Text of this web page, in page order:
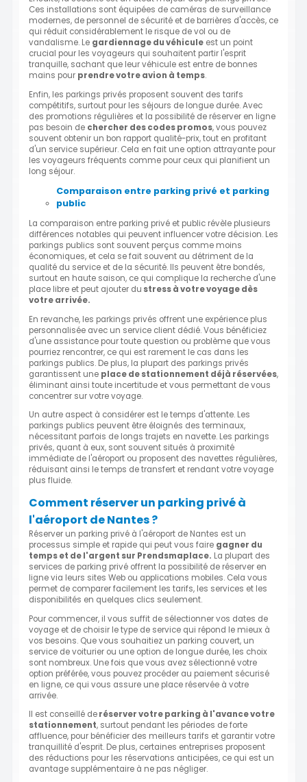
Ces installations sont équipées de caméras de surveillance
modernes, de personnel de sécurité et de barrières d'accès, ce
qui réduit considérablement le risque de vol ou de
vandalisme. Le gardiennage du véhicule est un point
crucial pour les voyageurs qui souhaitent partir l'esprit
tranquille, sachant que leur véhicule est entre de bonnes
mains pour prendre votre avion à temps.
Enfin, les parkings privés proposent souvent des tarifs
compétitifs, surtout pour les séjours de longue durée. Avec
des promotions régulières et la possibilité de réserver en ligne
pas besoin de chercher des codes promos, vous pouvez
souvent obtenir un bon rapport qualité-prix, tout en profitant
d'un service supérieur. Cela en fait une option attrayante pour
les voyageurs fréquents comme pour ceux qui planifient un
long séjour.
Comparaison entre parking privé et parking
public
La comparaison entre parking privé et public révèle plusieurs
différences notables qui peuvent influencer votre décision. Les
parkings publics sont souvent perçus comme moins
économiques, et cela se fait souvent au détriment de la
qualité du service et de la sécurité. Ils peuvent être bondés,
surtout en haute saison, ce qui complique la recherche d'une
place libre et peut ajouter du stress à votre voyage dès
votre arrivée.
En revanche, les parkings privés offrent une expérience plus
personnalisée avec un service client dédié. Vous bénéficiez
d'une assistance pour toute question ou problème que vous
pourriez rencontrer, ce qui est rarement le cas dans les
parkings publics. De plus, la plupart des parkings privés
garantissent une place de stationnement déjà réservées,
éliminant ainsi toute incertitude et vous permettant de vous
concentrer sur votre voyage.
Un autre aspect à considérer est le temps d'attente. Les
parkings publics peuvent être éloignés des terminaux,
nécessitant parfois de longs trajets en navette. Les parkings
privés, quant à eux, sont souvent situés à proximité
immédiate de l'aéroport ou proposent des navettes régulières,
réduisant ainsi le temps de transfert et rendant votre voyage
plus fluide.
Comment réserver un parking privé à
l'aéroport de Nantes ?
Réserver un parking privé à l'aéroport de Nantes est un
processus simple et rapide qui peut vous faire gagner du
temps et de l'argent sur Prendsmaplace. La plupart des
services de parking privé offrent la possibilité de réserver en
ligne via leurs sites Web ou applications mobiles. Cela vous
permet de comparer facilement les tarifs, les services et les
disponibilités en quelques clics seulement.
Pour commencer, il vous suffit de sélectionner vos dates de
voyage et de choisir le type de service qui répond le mieux à
vos besoins. Que vous souhaitiez un parking couvert, un
service de voiturier ou une option de longue durée, les choix
sont nombreux. Une fois que vous avez sélectionné votre
option préférée, vous pouvez procéder au paiement sécurisé
en ligne, ce qui vous assure une place réservée à votre
arrivée.
Il est conseillé deréserver votre parking à l'avance votre
stationnement, surtout pendant les périodes de forte
affluence, pour bénéficier des meilleurs tarifs et garantir votre
tranquillité d'esprit. De plus, certaines entreprises proposent
des réductions pour les réservations anticipées, ce qui est un
avantage supplémentaire à ne pas négliger.